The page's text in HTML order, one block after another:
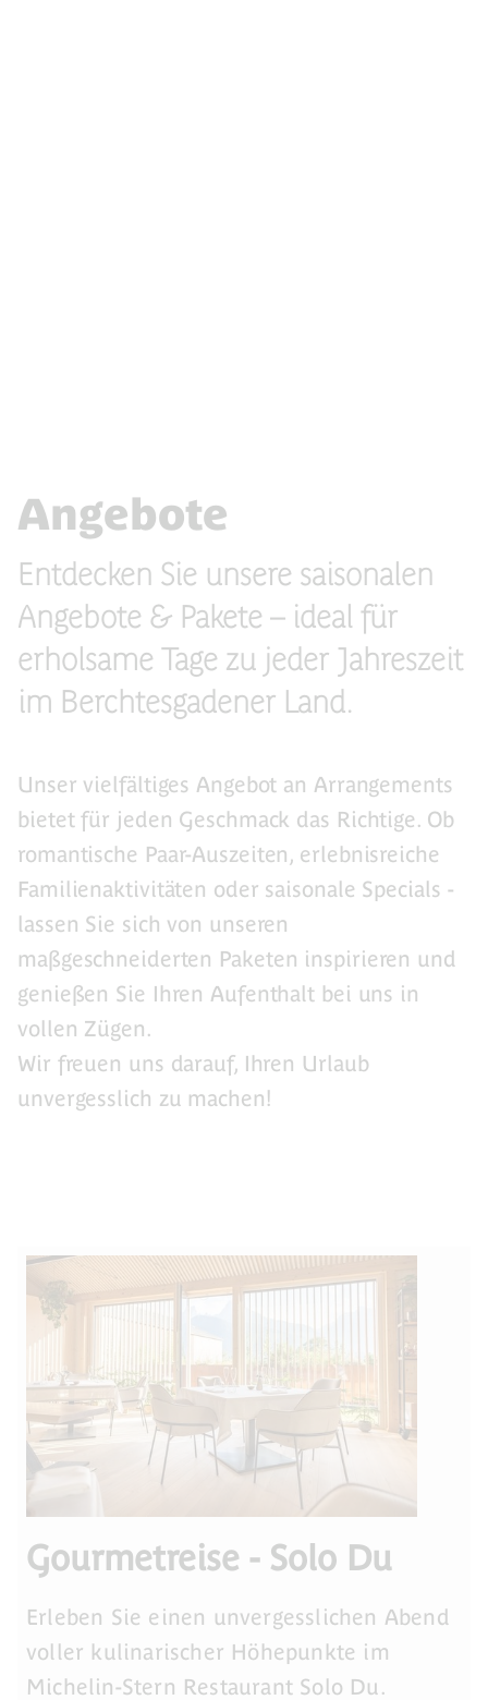
Angebote
Entdecken Sie unsere saisonalen
Angebote & Pakete – ideal für
erholsame Tage zu jeder Jahreszeit
im Berchtesgadener Land.
Unser vielfältiges Angebot an Arrangements
bietet für jeden Geschmack das Richtige. Ob
romantische Paar-Auszeiten, erlebnisreiche
Familienaktivitäten oder saisonale Specials -
lassen Sie sich von unseren
maßgeschneiderten Paketen inspirieren und
genießen Sie Ihren Aufenthalt bei uns in
vollen Zügen.
Wir freuen uns darauf, Ihren Urlaub
unvergesslich zu machen!
Gourmetreise - Solo Du
Erleben Sie einen unvergesslichen Abend
voller kulinarischer Höhepunkte im
Michelin-Stern Restaurant Solo Du.